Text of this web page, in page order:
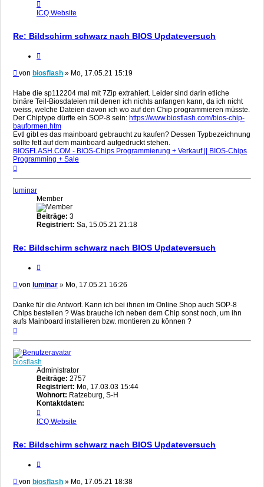
von
biosflash
ICQ Website
Re: Bildschirm schwarz nach BIOS Updateversuch
Beitrag
von biosflash » Mo, 17.05.21 15:19
Habe die sp112204 mal mit 7Zip extrahiert. Leider sind darin etliche
binäre Teil-Biosdateien mit denen ich nichts anfangen kann, da ich nicht
weiss, welche Dateien davon ich wo auf den Chip programmieren müsste.
Der Chiptype dürfte ein SOP-8 sein: https://www.biosflash.com/bios-chip-
bauformen.htm
Evtl gibt es das mainboard gebraucht zu kaufen? Dessen Typbezeichnung
sollte fett auf dem mainboard aufgedruckt stehen.
BIOSFLASH.COM - BIOS-Chips Programmierung + Verkauf || BIOS-Chips
Programming + Sale
luminar
Member
Beiträge: 3
Registriert: Sa, 15.05.21 21:18
Re: Bildschirm schwarz nach BIOS Updateversuch
Beitrag
von luminar » Mo, 17.05.21 16:26
Danke für die Antwort. Kann ich bei ihnen im Online Shop auch SOP-8
Chips bestellen ? Was brauche ich neben dem Chip sonst noch, um ihn
aufs Mainboard installieren bzw. montieren zu können ?
biosflash
Administrator
Beiträge: 2757
Registriert: Mo, 17.03.03 15:44
Wohnort: Ratzeburg, S-H
Kontaktdaten:
von
biosflash
ICQ Website
Re: Bildschirm schwarz nach BIOS Updateversuch
Beitrag
von biosflash » Mo, 17.05.21 18:38